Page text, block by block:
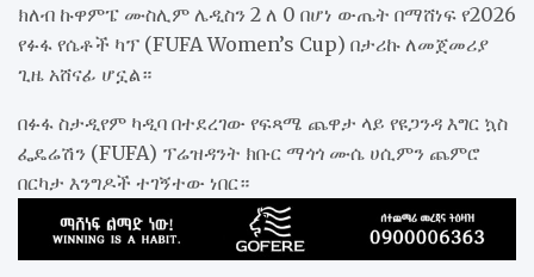
ክለብ ኩዋምፔ ሙስሊም ሌዲስን 2 ለ 0 በሆነ ውጤት በማሸነፍ የ2026
የፉፋ የሴቶች ካፕ (FUFA Women’s Cup) በታሪኩ ለመጀመሪያ
ጊዜ አሸናፊ ሆኗል።
​በፉፋ ስታዲየም ካዲባ በተደረገው የፍጻሜ ጨዋታ ላይ የዩጋንዳ እግር ኳስ
ፌዴሬሽን (FUFA) ፕሬዝዳንት ክቡር ማጎጎ ሙሴ ሀሲምን ጨምሮ
በርካታ እንግዶች ተገኝተው ነበር።